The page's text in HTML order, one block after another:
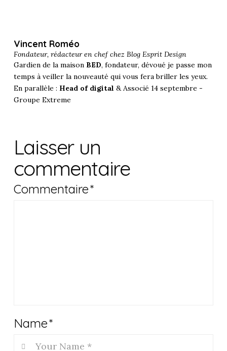
Vincent Roméo
Fondateur, rédacteur en chef chez Blog Esprit Design
Gardien de la maison BED, fondateur, dévoué je passe mon
temps à veiller la nouveauté qui vous fera briller les yeux.
En parallèle : Head of digital & Associé 14 septembre -
Groupe Extreme
Laisser un
commentaire
Commentaire*
Name*